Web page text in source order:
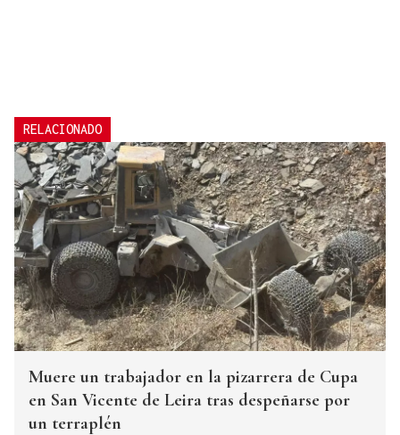
RELACIONADO
Muere un trabajador en la pizarrera de Cupa
en San Vicente de Leira tras despeñarse por
un terraplén